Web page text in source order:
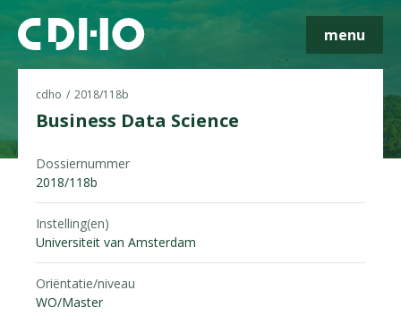
menu
cdho 2018/118b
Business Data Science
Dossiernummer
2018/118b
Instelling(en)
Universiteit van Amsterdam
Oriëntatie/niveau
WO/Master